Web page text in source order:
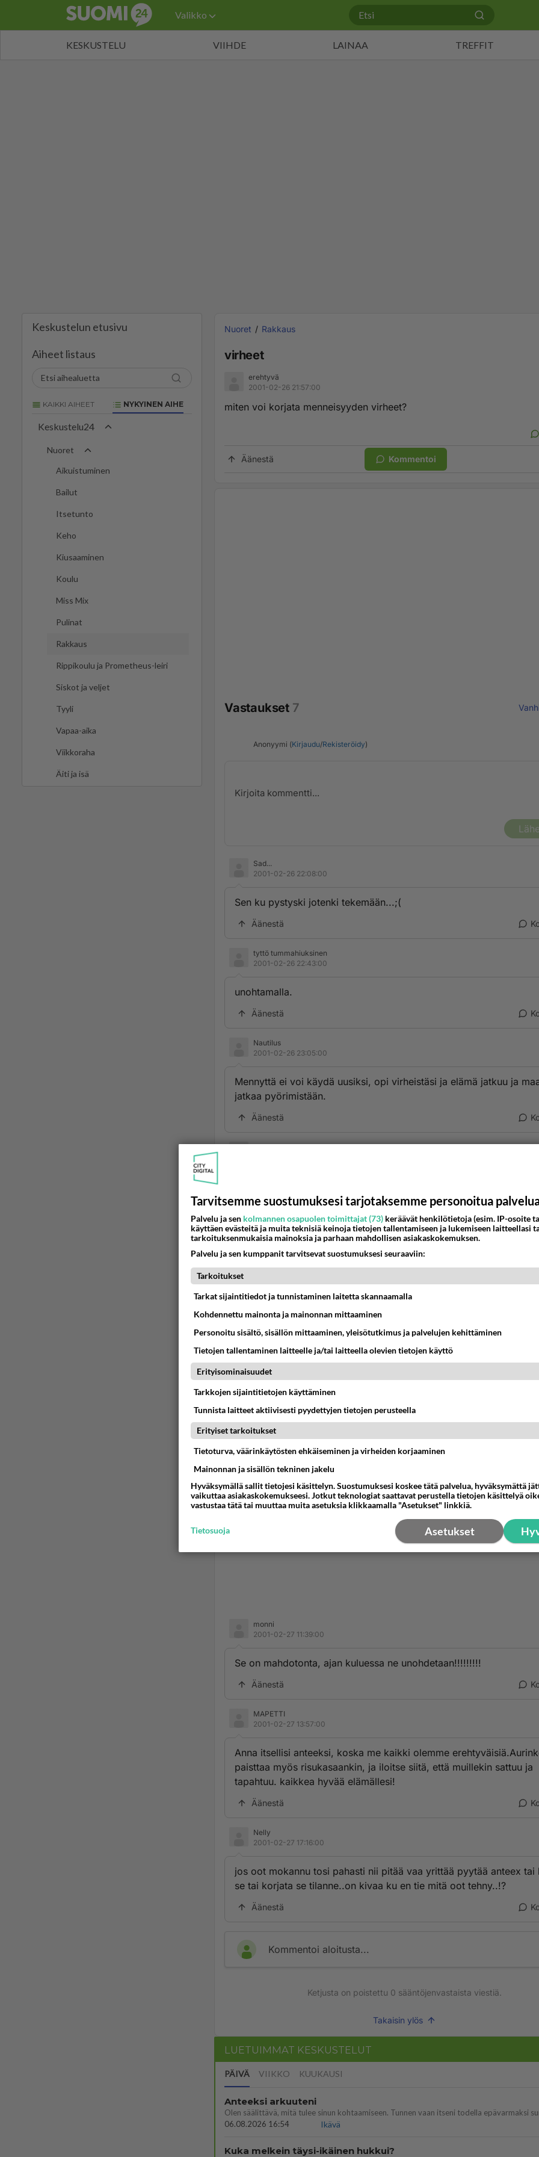
Valikko
KESKUSTELU VIIHDE LAINAA TREFFIT
Keskustelun etusivu
Aiheet listaus
KAIKKI AIHEET NYKYINEN AIHE
Keskustelu24
Nuoret
Aikuistuminen
Bailut
Itsetunto
Keho
Kiusaaminen
Koulu
Miss Mix
Pulinat
Rakkaus
Rippikoulu ja Prometheus-leiri
Siskot ja veljet
Tyyli
Vapaa-aika
Viikkoraha
Äiti ja isä
Nuoret Rakkaus
virheet
erehtyvä
2001-02-26 21:57:00
miten voi korjata menneisyyden virheet?
Äänestä Kommentoi
Vastaukset 7
Anonyymi (Kirjaudu/Rekisteröidy)
Sad...
2001-02-26 22:08:00
Sen ku pystyski jotenki tekemään...;(
Äänestä
tyttö tummahiuksinen
2001-02-26 22:43:00
unohtamalla.
Äänestä
Nautilus
2001-02-26 23:05:00
Mennyttä ei voi käydä uusiksi, opi virheistäsi ja elämä jatkuu ja
jatkaa pyörimistään.
Äänestä
Poing piu pau?
minulle)
Äänestä
monni
2001-02-27 11:39:00
Se on mahdotonta, ajan kuluessa ne unohdetaan!!!!!!!!!
Äänestä
MAPETTI
2001-02-27 13:57:00
Anna itsellisi anteeksi, koska me kaikki olemme
paisttaa myös risukasaankin, ja iloitse siitä, että muillekin sattuu ja
tapahtuu. kaikkea hyvää elämällesi!
Äänestä
Nelly
2001-02-27 17:16:00
jos oot mokannu tosi pahasti nii pitää vaa yrittää pyytää anteex tai
se tai korjata se tilanne..on kivaa ku en tie mitä oot tehny..!?
Äänestä
Kommentoi aloitusta...
Ketjusta on poistettu 0 sääntöjenvastaista viestiä.
Takaisin ylös
LUETUIMMAT KESKUSTELUT
PÄIVÄ VIIKKO KUUKAUSI
Anteeksi arkuuteni
06.08.2026 16:54
Ikävä
Kuka melkein täysi-ikäinen hukkui?
Tarvitsemme suostumuksesi tarjotaksemme personoitua
Palvelu ja sen kolmannen osapuolen toimittajat (73) keräävät henkilötietoja (esim. IP-osoite
käyttäen evästeitä ja muita teknisiä keinoja tietojen tallentamiseen ja lukemiseen laitteellasi
tarkoituksenmukaisia mainoksia ja parhaan mahdollisen asiakaskokemuksen.
Palvelu ja sen kumppanit tarvitsevat suostumuksesi seuraaviin:
Tarkoitukset
Tarkat sijaintitiedot ja tunnistaminen laitetta skannaamalla
Kohdennettu mainonta ja mainonnan mittaaminen
Personoitu sisältö, sisällön mittaaminen, yleisötutkimus ja palvelujen kehittäminen
Tietojen tallentaminen laitteelle ja/tai laitteella olevien tietojen käyttö
Erityisominaisuudet
Tarkkojen sijaintitietojen käyttäminen
Tunnista laitteet aktiivisesti pyydettyjen tietojen perusteella
Erityiset tarkoitukset
Tietoturva, väärinkäytösten ehkäiseminen ja virheiden korjaaminen
Mainonnan ja sisällön tekninen jakelu
Hyväksymällä sallit tietojesi käsittelyn. Suostumuksesi koskee tätä palvelua, hyväksymättä
vaikuttaa asiakaskokemukseesi. Jotkut teknologiat saattavat perustella tietojen käsittelyä
vastustaa tätä tai muuttaa muita asetuksia klikkaamalla "Asetukset" linkkiä.
Asetukset
Tietosuoja